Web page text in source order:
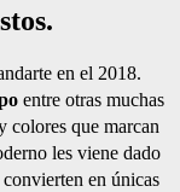
en el 2018.
entre otras muchas
colores que marcan
les viene dado
en únicas